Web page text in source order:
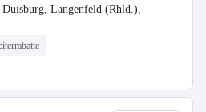
Langenfeld (Rhld.),